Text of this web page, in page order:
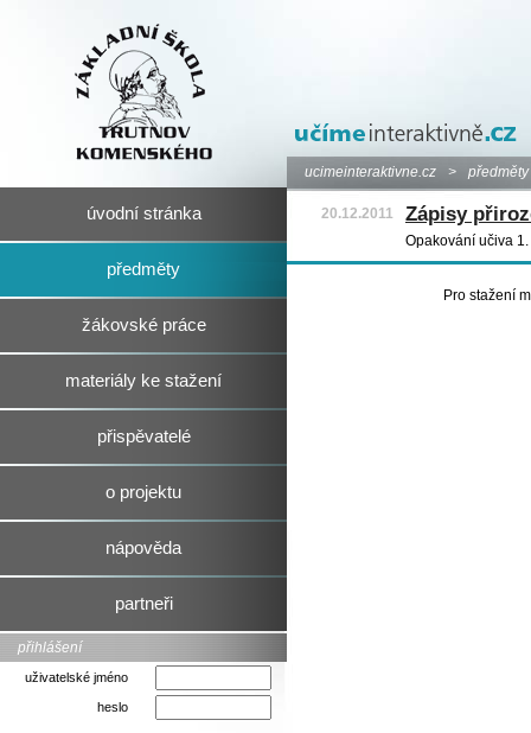
úvodní stránka
předměty
žákovské práce
materiály ke stažení
přispěvatelé
o projektu
nápověda
partneři
přihlášení
uživatelské jméno
heslo
ucimeinteraktivne.cz > předměty
20.12.2011 Zápisy
Opakování učiva
Pro stažení